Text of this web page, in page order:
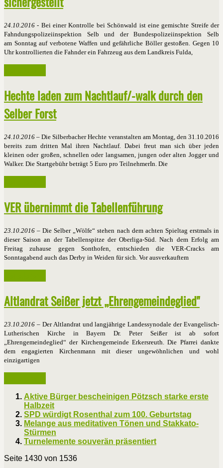
24.10.2016 - Bei einer Kontrolle bei Schönwald ist eine gemischte Streife der
Fahndungspolizeiinspektion Selb und der Bundespolizeiinspektion Selb
am Sonntag auf verbotene Waffen und gefährliche Böller gestoßen. Gegen 10
Uhr kontrollierten die Fahnder ein Fahrzeug aus dem Landkreis Fulda,
Hechte laden zum Nachtlauf/-walk durch den
Selber Forst
24.10.2016 – Die Silberbacher Hechte veranstalten am Montag, den 31.10.2016
bereits zum dritten Mal ihren Nachtlauf. Dabei freut man sich über jeden
kleinen oder großen, schnellen oder langsamen, jungen oder alten Jogger und
Walker. Die Startgebühr beträgt 5 Euro pro TeilnehmerIn. Die
VER übernimmt die Tabellenführung
23.10.2016 – Die Selber „Wölfe“ stehen nach dem achten Spieltag erstmals in
dieser Saison an der Tabellenspitze der Oberliga-Süd. Nach dem Erfolg am
Freitag zuhause gegen Sonthofen, entschieden die VER-Cracks am
Sonntagabend auch das Derby in Weiden für sich. Vor ausverkauftem
Altlandrat Seißer jetzt „Ehrengemeindeglied"
23.10.2016 – Der Altlandrat und langjährige Landessynodale der Evangelisch-
Lutherischen Kirche in Bayern Dr. Peter Seißer ist ab sofort
„Ehrengemeindeglied“ der Kirchengemeinde Erkersreuth. Die Pfarrei dankte
dem engagierten Kirchenmann mit dieser ungewöhnlichen und wohl
einzigartigen
Aktive Bürger bescheinigen Pötzsch starke erste
Halbzeit
SPD würdigt Rosenthal zum 100. Geburtstag
Melange aus meditativen Tönen und Stakkato-
Stürmen
Turnelemente souverän präsentiert
Seite 1430 von 1536